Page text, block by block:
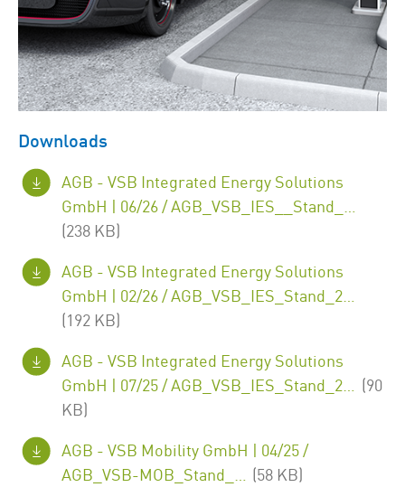
Downloads
AGB - VSB Integrated Energy Solutions
GmbH | 06/26 /
AGB_VSB_IES__Stand_0406.pdf
(238 KB)
AGB - VSB Integrated Energy Solutions
GmbH | 02/26 /
AGB_VSB_IES_Stand_2602.pdf
(192 KB)
AGB - VSB Integrated Energy Solutions
GmbH | 07/25 /
AGB_VSB_IES_Stand_2507.pdf (90
KB)
AGB - VSB Mobility GmbH | 04/25 /
AGB_VSB-MOB_Stand_2504.pdf (58 KB)